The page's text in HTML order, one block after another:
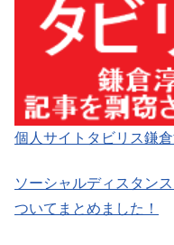
個人サイトタビリス鎌
ソーシャルディスタン
ついてまとめました！